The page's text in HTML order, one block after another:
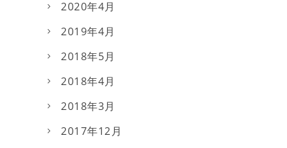
2020年4月
2019年4月
2018年5月
2018年4月
2018年3月
2017年12月